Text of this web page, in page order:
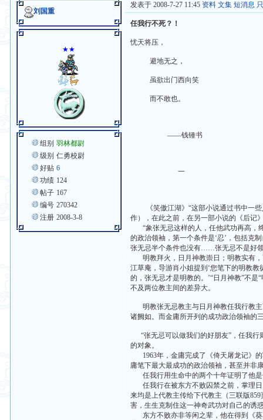
刘国重
★★
组别 羽林都尉
级别 仁勇校尉
好贴 6
功绩 124
帖子 167
编号 270342
注册 2008-3-8
发表于 2008-7-27 11:45 资料 文集 短消息
任我行不死？！
忧天将压，
避地无之，
虽欲出门西向笑
而不敢也。
——钱锺书
一
《笑傲江湖》“这部小说通过书中一些
作），在此之前，在另一部小说的《后记
“象张无忌这样的人，任他武功再高，
的政治领袖，第一个条件是‘忍’，包括克
张无忌半个条件也没有……张无忌不是好
明教拜火，日月神教崇日；明教实有，
江草庵，导游肖小姐提到‘您笔下的明教
的，张无忌才是明教的。’“日月神教”不是
不及两位教主间的差异大。
明教张无忌教主与日月神教任我行教主
诸阙如。而金庸所开列的成功政治领袖的
“张无忌可以做我们的好朋友”，任我行
的对象。
1963年，金庸完成了《倚天屠龙记》的
庸笔下最大最成功的政治领袖，甚至并非
任我行用生命中的两个十年证明了他是
任我行在被东方不败囚禁之前，掌理日
来均是上代教主传给下代教主（三联版
害，生生克制住这一神奇武功对自己的诱
东方不败亦非等闲之辈，他在得到《葵